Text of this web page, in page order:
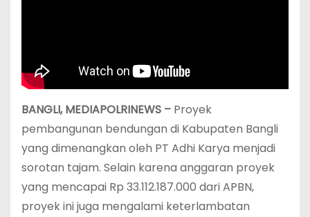
BANGLI, MEDIAPOLRINEWS – Proyek
pembangunan bendungan di Kabupaten Bangli
yang dimenangkan oleh PT Adhi Karya menjadi
sorotan tajam. Selain karena anggaran proyek
yang mencapai Rp 33.112.187.000 dari APBN,
proyek ini juga mengalami keterlambatan